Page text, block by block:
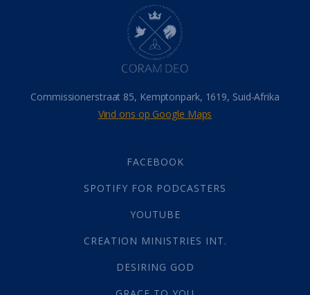
Hemel (31)
Israel (14)
Millennium(1)
Oordeelsdag(19)
Verheerlikte liggaam
Wederkoms
(27)
Gebed(87)
Die Onse Vader(12)
God(392)
Afgode(23)
Almag(1)
Alomteenwoordig
Commissionerstraat 85, Kemptonpark, 1619, Suid-Afrika
Vind ons op Google Maps
FACEBOOK
SPOTIFY FOR PODCASTERS
YOUTUBE
CREATION MINISTRIES INT.
DESIRING GOD